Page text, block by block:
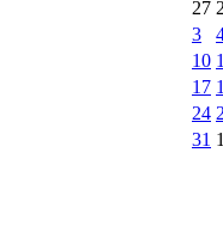
27
3
10
17
24
31